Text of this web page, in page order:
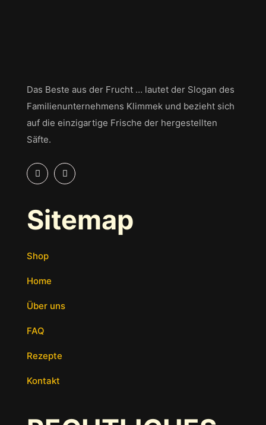
Das Beste aus der Frucht … lautet der Slogan des
Familienunternehmens Klimmek und bezieht sich
auf die einzigartige Frische der hergestellten
Säfte.
Sitemap
Shop
Home
Über uns
FAQ
Rezepte
Kontakt